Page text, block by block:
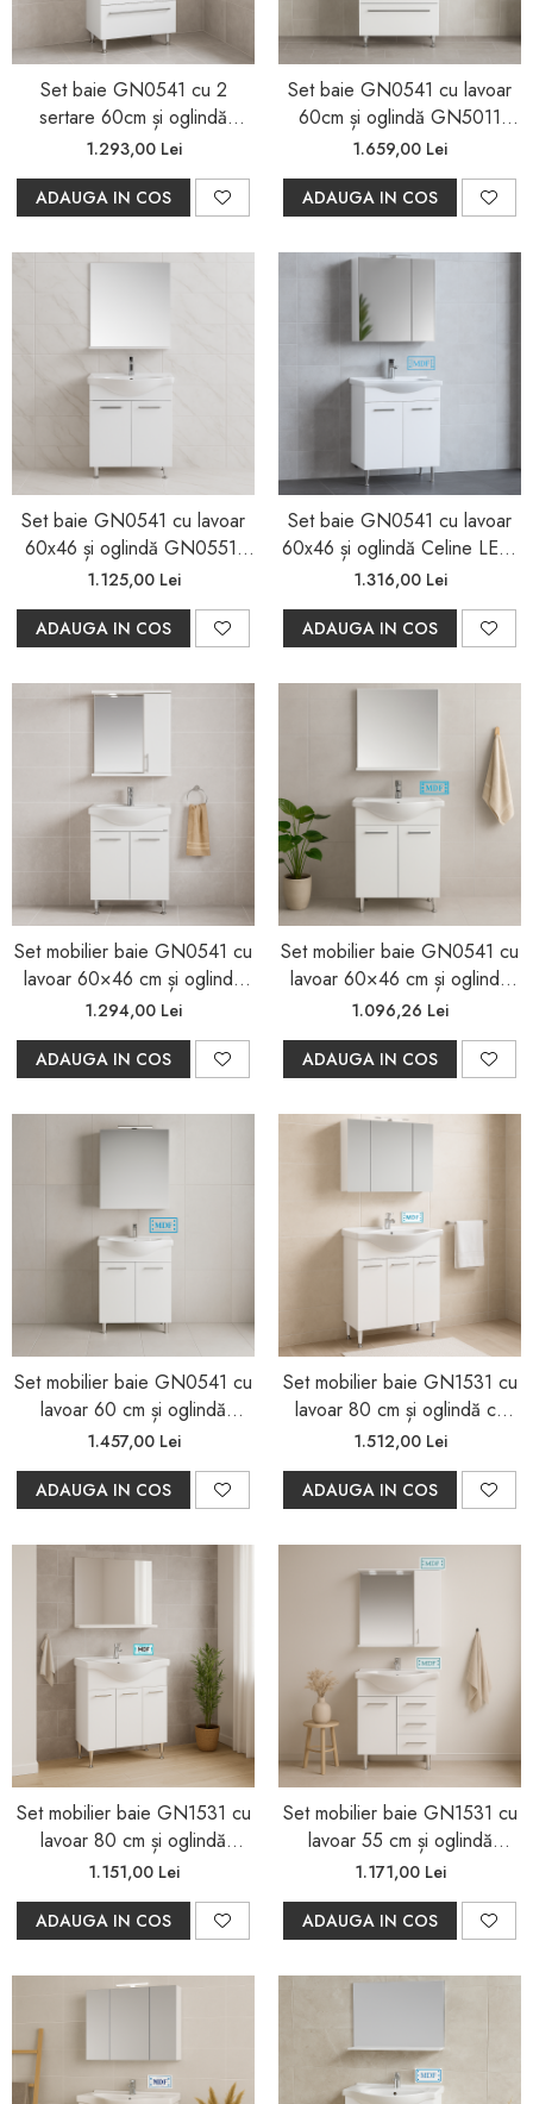
Set baie GN0541 cu 2
sertare 60cm și oglindă
GN0671
1.293,00 Lei
ADAUGA IN COS
Set baie GN0541 cu lavoar
60cm și oglindă GN5011
LED, alb
1.659,00 Lei
ADAUGA IN COS
Set baie GN0541 cu lavoar
60x46 și oglindă GN0551,
alb
1.125,00 Lei
ADAUGA IN COS
Set baie GN0541 cu lavoar
60x46 și oglindă Celine LED,
alb
1.316,00 Lei
ADAUGA IN COS
Set mobilier baie GN0541 cu
lavoar 60×46 cm și oglindă
cu dulap GN0201
1.294,00 Lei
ADAUGA IN COS
Set mobilier baie GN0541 cu
lavoar 60×46 cm și oglindă
Gn0671
1.096,26 Lei
ADAUGA IN COS
Set mobilier baie GN0541 cu
lavoar 60 cm și oglindă
GN5011 cu LED – alb
1.457,00 Lei
ADAUGA IN COS
Set mobilier baie GN1531 cu
lavoar 80 cm și oglindă cu
dulap Celine, alb, LED
1.512,00 Lei
ADAUGA IN COS
Set mobilier baie GN1531 cu
lavoar 80 cm și oglindă
GN0551, alb
1.151,00 Lei
ADAUGA IN COS
Set mobilier baie GN1531 cu
lavoar 55 cm și oglindă
GN0201 cu dulap și LED, alb
1.171,00 Lei
ADAUGA IN COS